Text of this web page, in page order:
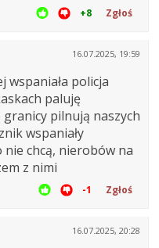
+8 Zgłoś
16.07.2025, 19:59
wspaniała policja
paluję
pilnują naszych
wspaniały
nie chcą, nierobów na
z nimi
-1 Zgłoś
16.07.2025, 20:28